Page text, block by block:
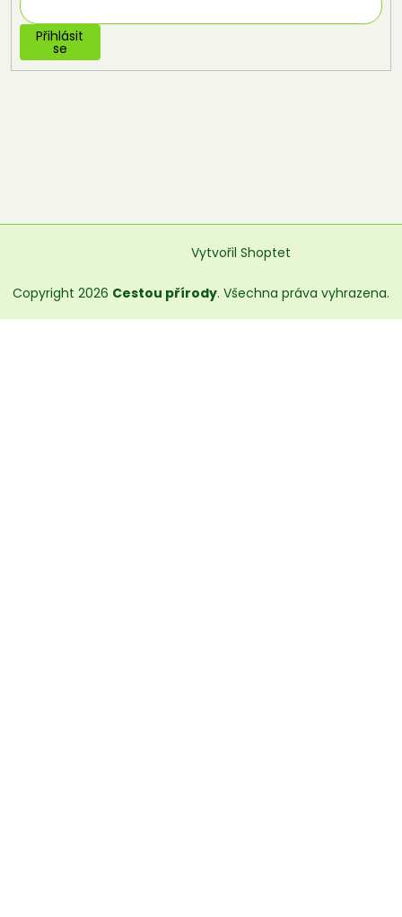
Přihlásit
se
Vytvořil Shoptet
Copyright 2026 Cestou přírody. Všechna práva vyhrazena.